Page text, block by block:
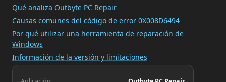
Qué analiza Outbyte PC Repair
Causas comunes del código de error 0X008D6494
Por qué utilizar una herramienta de reparación de
Windows
Información de la versión y limitaciones